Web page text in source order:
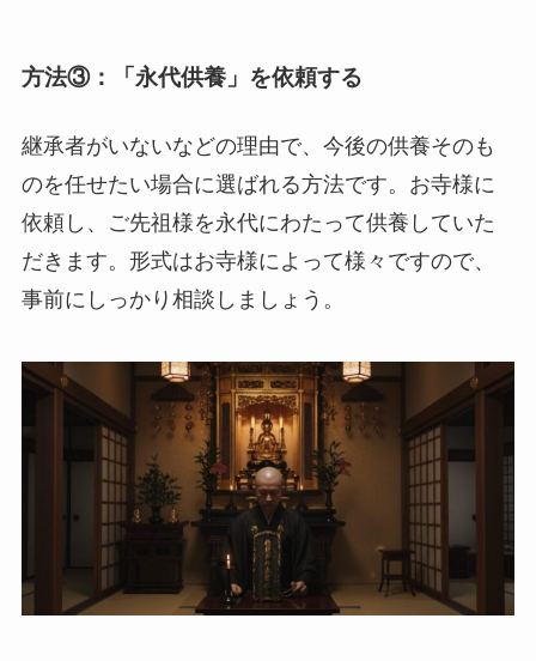
方法③：「永代供養」を依頼する
継承者がいないなどの理由で、今後の供養そのも
のを任せたい場合に選ばれる方法です。お寺様に
依頼し、ご先祖様を永代にわたって供養していた
だきます。形式はお寺様によって様々ですので、
事前にしっかり相談しましょう。